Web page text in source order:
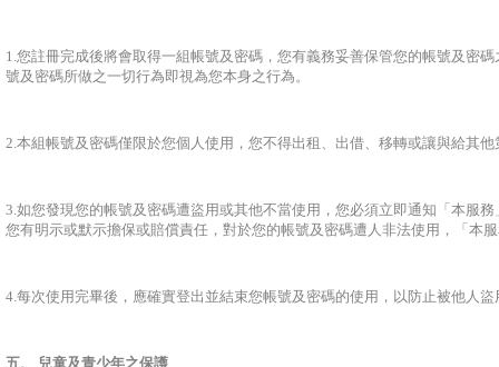
1.您註冊完成後將會取得一組帳號及密碼，您有義務妥善保管您的帳號及密
號及密碼所做之一切行為即視為您本身之行為。
2.本組帳號及密碼僅限於您個人使用，您不得出租、出借、移轉或讓與給其
3.如您發現您的帳號及密碼遭盜用或其他不當使用，您必須立即通知「本服
您有明示或默示擔保或賠償責任，對於您的帳號及密碼遭人非法使用，「本
4.每次使用完畢後，應確實登出並結束您帳號及密碼的使用，以防止被他人
五、 兒童及青少年之保護